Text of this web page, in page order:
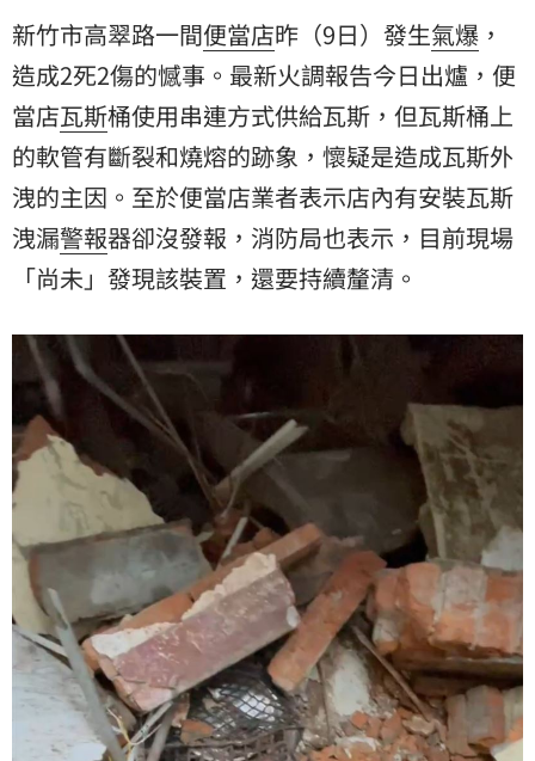
新竹市高翠路一間便當店昨（9日）發生氣爆 ，
造成2死2傷的憾事。最新火調報告今日出爐，便
當店瓦斯桶使用串連方式供給瓦斯，但瓦斯桶上
的軟管有斷裂和燒熔的跡象，懷疑是造成瓦斯外
洩的主因。至於便當店業者表示店內有安裝瓦斯
洩漏警報器卻沒發報，消防局也表示，目前現場
「尚未」發現該裝置，還要持續釐清。